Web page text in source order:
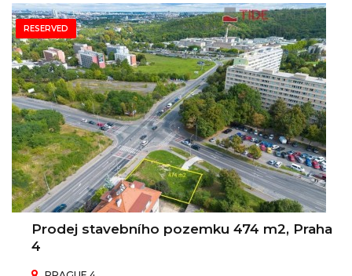
RESERVED
Prodej stavebního pozemku 474 m2, Praha
4